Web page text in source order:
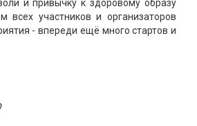
и привычку к здоровому образу
всех участников и организаторов
- впереди ещё много стартов и